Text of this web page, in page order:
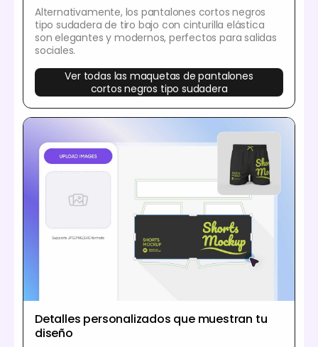
Alternativamente, los pantalones cortos negros
tipo sudadera de tiro bajo con cinturilla elástica
son elegantes y modernos, perfectos para salidas
sociales.
Ver todas las maquetas de pantalones
cortos negros tipo sudadera
Detalles personalizados que muestran tu
diseño